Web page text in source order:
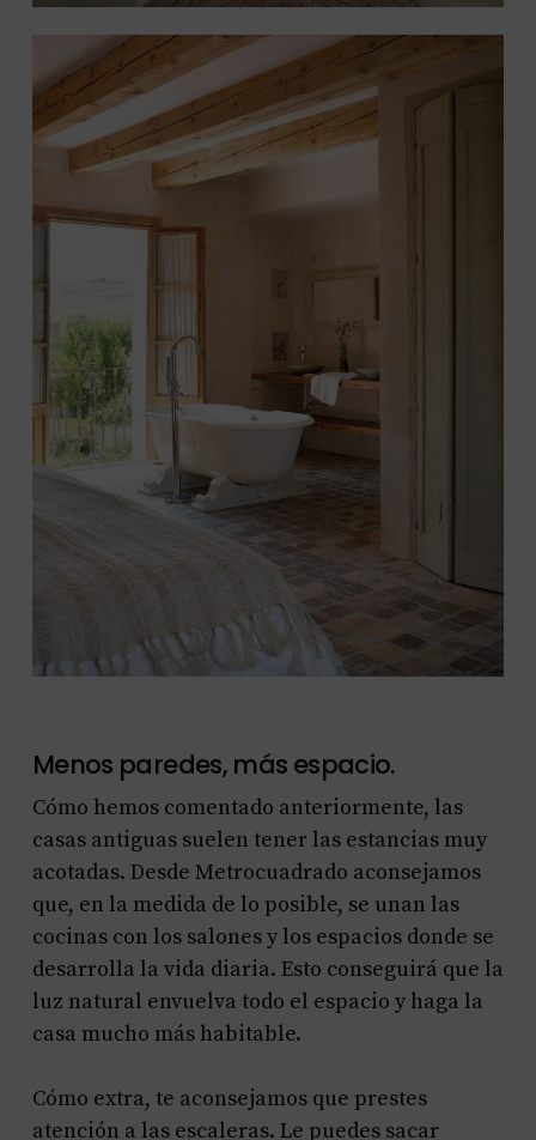
Menos paredes, más espacio.
Cómo hemos comentado anteriormente, las
casas antiguas suelen tener las estancias muy
acotadas. Desde Metrocuadrado aconsejamos
que, en la medida de lo posible, se unan las
cocinas con los salones y los espacios donde se
desarrolla la vida diaria. Esto conseguirá que la
luz natural envuelva todo el espacio y haga la
casa mucho más habitable.
Cómo extra, te aconsejamos que prestes
atención a las escaleras. Le puedes sacar